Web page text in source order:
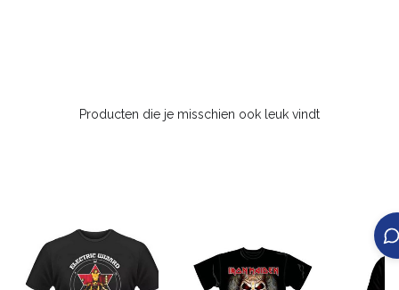
Producten die je misschien ook leuk vindt